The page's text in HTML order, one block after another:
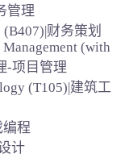
管理
财务策划
(with
-项目管理
(T105)|建筑工
编程
计